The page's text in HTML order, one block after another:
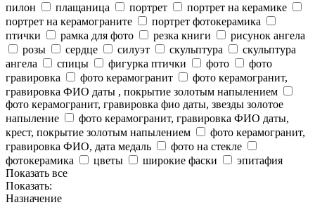
пилон
плащаница портрет
портрет на керамике
портрет на керамограните
портрет фотокерамика
птички
рамка для фото резка книги
рисунок ангела
розы
сердце силуэт скульптура
скульптура
ангела
спицы фигурка птички фото
фото
гравировка
фото керамогранит
фото керамогранит,
гравировка ФИО даты , покрытие золотым напылением
фото керамогранит, гравировка фио даты, звезды золотое
напыление
фото керамогранит, гравировка ФИО даты,
крест, покрытие золотым напылением
фото керамогранит,
гравировка ФИО, дата медаль
фото на стекле
фотокерамика
цветы широкие фаски
эпитафия
Показать все
Показать:
Назначение